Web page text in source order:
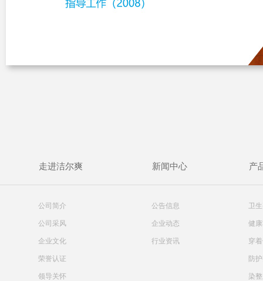
走进洁尔爽 新闻中心 产
公司简介
公司采风
企业文化
荣誉认证
领导关怀
公告信息
企业动态
行业资讯
卫
健
穿
防
染